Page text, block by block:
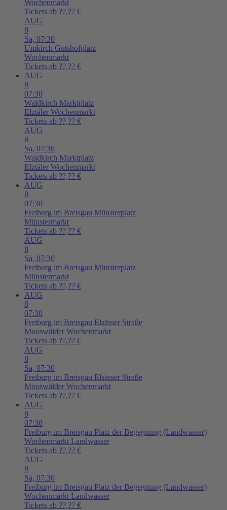
Wochenmarkt
Tickets ab ??,?? €
AUG
8
Sa, 07:30
Umkirch Gutshofplatz
Wochenmarkt
Tickets ab ??,?? €
AUG
8
07:30
Waldkirch Marktplatz
Elztäler Wochenmarkt
Tickets ab ??,?? €
AUG
8
Sa, 07:30
Waldkirch Marktplatz
Elztäler Wochenmarkt
Tickets ab ??,?? €
AUG
8
07:30
Freiburg im Breisgau Münsterplatz
Münstermarkt
Tickets ab ??,?? €
AUG
8
Sa, 07:30
Freiburg im Breisgau Münsterplatz
Münstermarkt
Tickets ab ??,?? €
AUG
8
07:30
Freiburg im Breisgau Elsässer Straße
Mooswälder Wochenmarkt
Tickets ab ??,?? €
AUG
8
Sa, 07:30
Freiburg im Breisgau Elsässer Straße
Mooswälder Wochenmarkt
Tickets ab ??,?? €
AUG
8
07:30
Freiburg im Breisgau Platz der Begegnung (Landwasser)
Wochenmarkt Landwasser
Tickets ab ??,?? €
AUG
8
Sa, 07:30
Freiburg im Breisgau Platz der Begegnung (Landwasser)
Wochenmarkt Landwasser
Tickets ab ??,?? €